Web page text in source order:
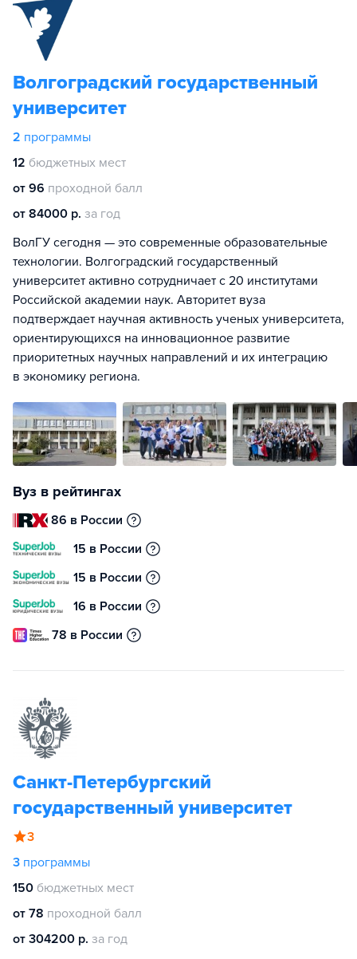
Волгоградский государственный
университет
2 программы
12 бюджетных мест
от 96 проходной балл
от 84000 р. за год
ВолГУ сегодня — это современные образовательные
технологии. Волгоградский государственный
университет активно сотрудничает с 20 институтами
Российской академии наук. Авторитет вуза
подтверждает научная активность ученых университета,
ориентирующихся на инновационное развитие
приоритетных научных направлений и их интеграцию
в экономику региона.
Вуз в рейтингах
86 в России
15 в России
15 в России
16 в России
78 в России
Санкт-Петербургский
государственный университет
3
3 программы
150 бюджетных мест
от 78 проходной балл
от 304200 р. за год